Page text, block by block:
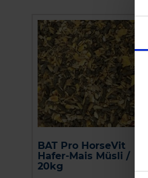
BAT Pro HorseVit
Hafer-Mais Müsli /
20kg